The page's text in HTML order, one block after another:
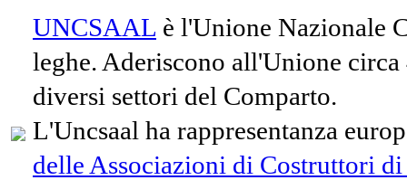
UNCSAAL è l'Unione Nazionale
leghe. Aderiscono all'Unione
diversi settori del Comparto.
L'Uncsaal ha rappresentanza
delle Associazioni di Costruttori